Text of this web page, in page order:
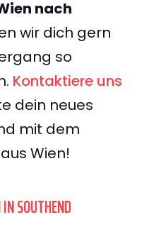
nach
wir dich gern
so
Kontaktiere uns
dein neues
mit dem
Wien!
SOUTHEND